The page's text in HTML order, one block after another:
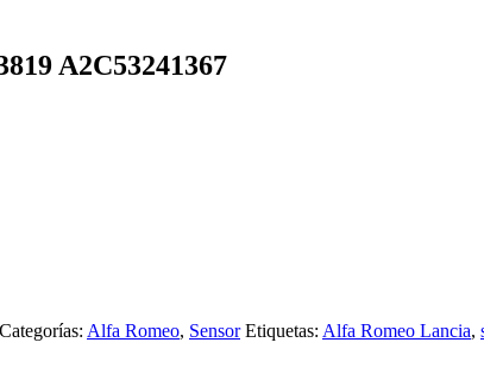
A2C53241367
Categorías: Alfa Romeo, Sensor Etiquetas: Alfa Romeo Lancia,